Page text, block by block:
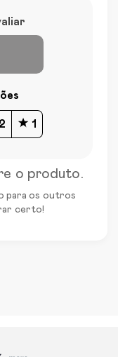
2 1
o produto.
para os outros
certo!